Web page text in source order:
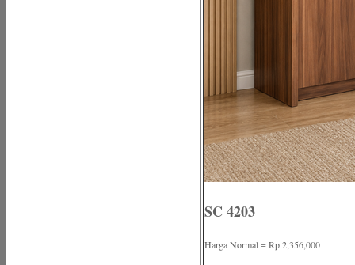
SC 4203
Harga Normal = Rp.2,356,000